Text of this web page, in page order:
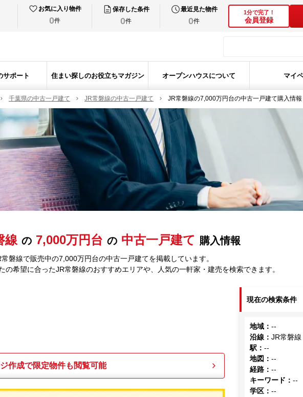
お気に入り物件
0件
保存した条件
0件
最近見た物件
0件
1分で完了！
会員登録
サポート 住まい探しのお役立ちマガジン オープンハウスについて マイ
千葉県の中古一戸建て JR常磐線の中古一戸建て JR常磐線の7,000万円台の中古一戸建て購入情報
線 の 7,000万円台 の 中古一戸建て 購入情報
常磐線で販売中の7,000万円台の中古一戸建てを掲載しています。
の希望に合ったJR常磐線のおすすめエリアや、人気の一軒家・建売を検索できます。
作成で限定物件も閲覧可能
現在の検索条件
地域 ：--
沿線 ：JR常磐線
駅 ：--
地図 ：--
経路 ：--
キーワード ：--
学区 ：--